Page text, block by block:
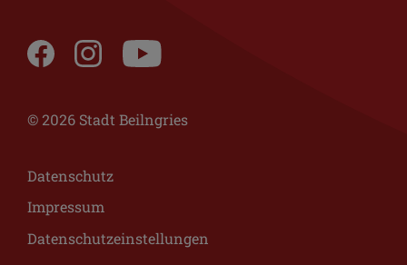
© 2026 Stadt Beilngries
Datenschutz
Impressum
Datenschutzeinstellungen